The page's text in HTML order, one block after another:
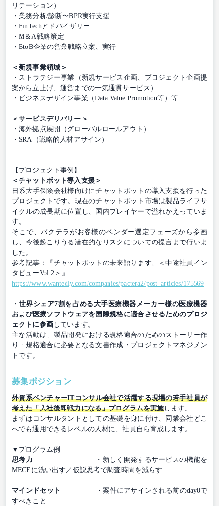
リテーション）
・業務分析/診断〜BPR実行支援
・FinTechアドバイザリー
・M＆A戦略策定
・BtoB企業の営業戦略立案、実行
＜新規事業領域＞
・ストラテジー事業（新規サービス企画、プロジェクト企画提
案から立上げ、運営までの一気通貫サービス）
・ビジネスデザイン事業（Data Value Promotion等）等
＜サービスデリバリー＞
・海外拠点展開（グローバルロールアウト）
・SRA（戦略的人材アサイン）
【プロジェクト事例】
＜チャットボット導入支援＞
日系大手保険会社様向けにチャットボットの導入支援を行った
プロジェクトです。現在のチャットボット市場は製品ライフサ
イクルの成長期に位置し、国内プレイヤーで溢れかえっていま
す。
そこで、パクテラがお客様のベンダー選定フェーズから参画
し、今後起こりうる潜在的なリスクについての提言まで行いま
した。
参考記事：『チャットボットの未来語ります。＜中途社員イン
タビューVol.2＞』
https://www.wantedly.com/companies/pactera2/post_articles/175569
・ 世界シェア7割を占める大手医療機器メーカー様の医療機器
および医療ソフトウェアを国際規格に適合させるためのプロジ
ェクトに参画しています。
主な活動は、製品開発における規格適合のためのストーリー作
り・規格適合に必要となる文書作成・プロジェクトマネジメン
トです。
募集ポジション
外資系ベンチャーITコンサル会社で活躍する現場の若手社員が
考えた「入社後即戦力になる」プログラムを実施します。
まずはコンサルタントとしての基礎を身に付け、同業会社どこ
へでも通用できるレベルの人材に、社員自ら育成します。
▼プログラム例
思考力 ・新しく開発するサービスの機能を
MECEに洗い出す／仮説思考で調査時間を減らす
マインドセット
・案件にアサインされる前のday0で
すべきこと